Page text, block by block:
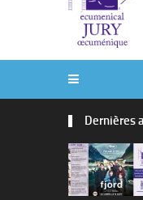
Dernières